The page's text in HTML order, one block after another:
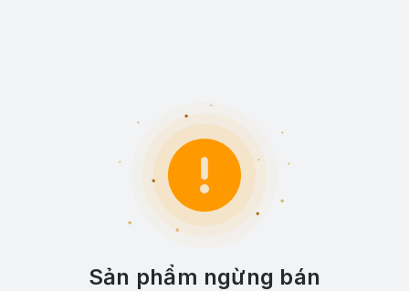
Sản phẩm ngừng bán